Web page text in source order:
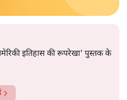
इतिहास की रूपरेखा' पुस्तक के